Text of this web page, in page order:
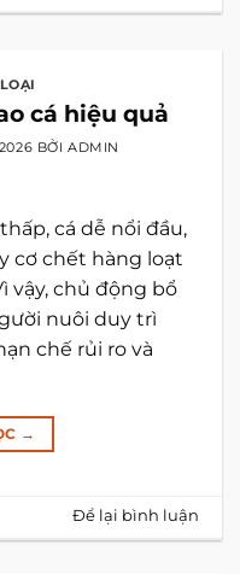
cá hiệu quả
BỞI ADMIN
cá dễ nổi đầu,
cơ chết hàng loạt
vậy, chủ động bổ
nuôi duy trì
chế rủi ro và
→
Để lại bình luận